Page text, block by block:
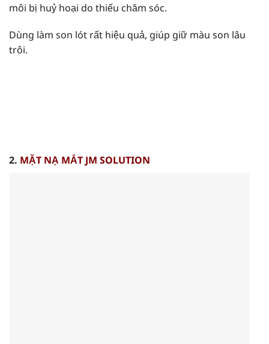
môi bị huỷ hoại do thiếu chăm sóc.
Dùng làm son lót rất hiệu quả, giúp giữ màu son lâu
trôi.
2. MẶT NẠ MẮT JM SOLUTION